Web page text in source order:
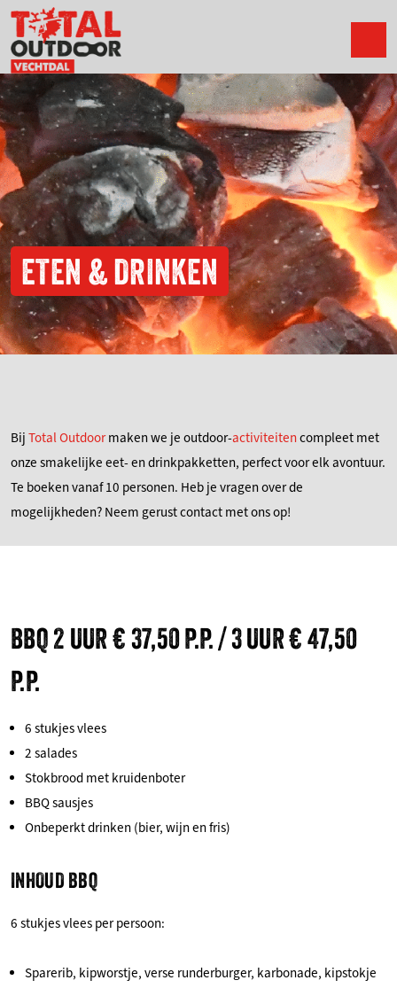
ETEN & DRINKEN
Bij Total Outdoormaken we je outdoor-activiteitencompleet met
onze smakelijke eet- en drinkpakketten, perfect voor elk avontuur.
Te boeken vanaf 10 personen. Heb je vragen over de
mogelijkheden? Neem gerust contact met ons op!
BBQ 2 UUR € 37,50 P.P. / 3 UUR € 47,50
P.P.
6 stukjes vlees
2 salades
Stokbrood met kruidenboter
BBQ sausjes
Onbeperkt drinken (bier, wijn en fris)
INHOUD BBQ
6 stukjes vlees per persoon:
Sparerib, kipworstje, verse runderburger, karbonade, kipstokje